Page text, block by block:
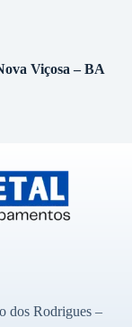
Viçosa – BA
dos Rodrigues –